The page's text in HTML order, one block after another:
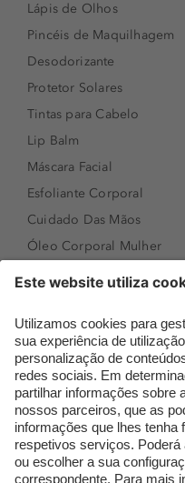
Lápis de Olhos
Pincéis de Maquilhagem
Desodorizante
Protetor Solares
Tintas para Cabelo
Lip Balm
Máscara Facial
Esfoliante Corporal
Cuidado Das Mãos
Óleo Corporal Mulher
Sérum de Rosto
Body mist & Spray
corporal
Produtos para Cabelo
Homem
Espuma de Limpeza
Facial